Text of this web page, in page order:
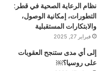
نظام الرعاية الصحية في قطر:
التطورات، إمكانية الوصول،
والابتكارات المستقبلية
فبراير 27, 2025
إلى أي مدى ستنجح العقوبات
على روسيا؟￼